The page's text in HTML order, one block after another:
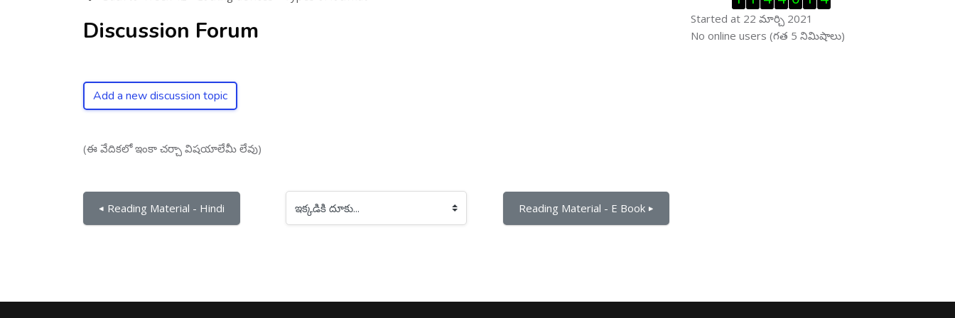
Discussion Forum
Add a new discussion topic
(ఈ వేదికలో ఇంకా చర్చా విషయాలేమీ లేవు)
◀︎ Reading Material - Hindi ఇక్కడికి దూకు... Reading Material - E Book ▶︎
Started at 22 మార్చి 2021
ఆన్ లైను వాడుకరులు ను తప్పించు
No online users (గత 5 నిమిషాలు)